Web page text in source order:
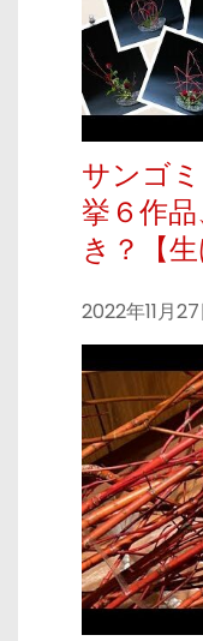
サンゴ
挙６作
き？【
2022年11月27